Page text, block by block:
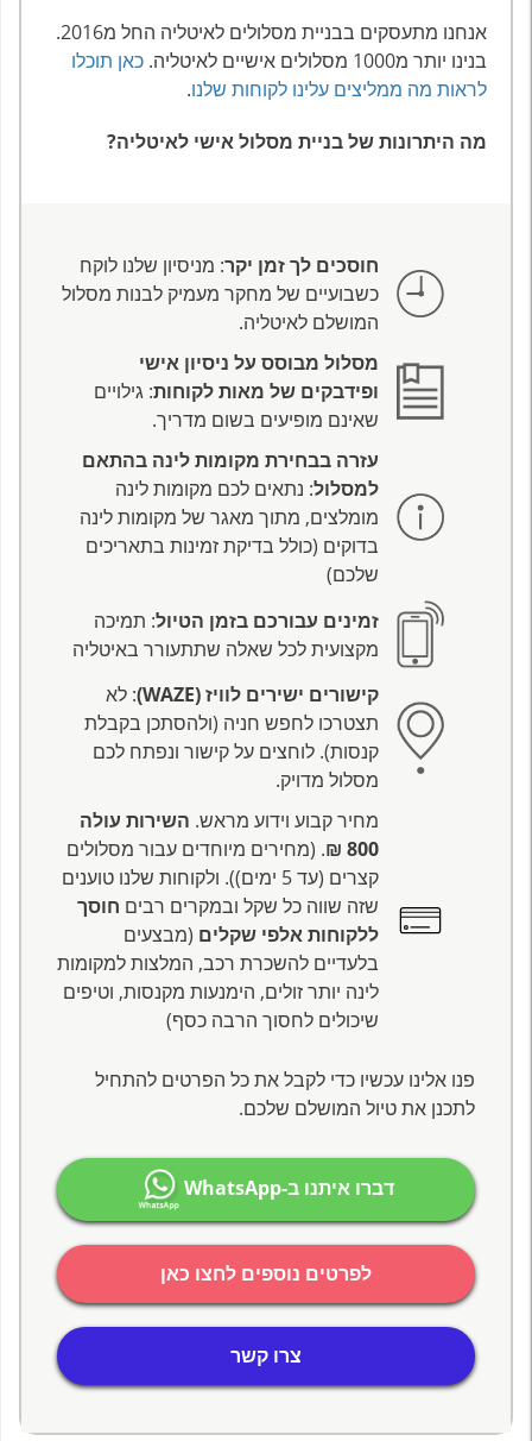
אנחנו מתעסקים בבניית מסלולים לאיטליה החל מ2016.
בנינו יותר מ1000 מסלולים אישיים לאיטליה.
כאן תוכלו
לראות מה ממליצים עלינו לקוחות שלנו.
מה היתרונות של בניית מסלול אישי לאיטליה?
חוסכים לך זמן יקר: מניסיון שלנו לוקח
כשבועיים של מחקר מעמיק לבנות מסלול
המושלם לאיטליה.
מסלול מבוסס על ניסיון אישי
ופידבקים של מאות לקוחות: גילויים
שאינם מופיעים בשום מדריך.
עזרה בבחירת מקומות לינה בהתאם
למסלול: נתאים לכם מקומות לינה
מומלצים, מתוך מאגר של מקומות לינה
בדוקים (כולל בדיקת זמינות בתאריכים
שלכם)
זמינים עבורכם בזמן הטיול: תמיכה
מקצועית לכל שאלה שתתעורר באיטליה
קישורים ישירים לוויז (WAZE)
: לא
תצטרכו לחפש חניה (ולהסתכן בקבלת
קנסות). לוחצים על קישור ונפתח לכם
מסלול מדויק.
מחיר קבוע וידוע מראש. השירות עולה
800 ₪
. (מחירים מיוחדים עבור מסלולים
קצרים (עד 5 ימים)). ולקוחות שלנו טוענים
שזה שווה כל שקל ובמקרים רבים חוסך
ללקוחות אלפי שקלים (מבצעים
בלעדיים להשכרת רכב, המלצות למקומות
לינה יותר זולים, הימנעות מקנסות, וטיפים
שיכולים לחסוך הרבה כסף)
פנו אלינו עכשיו כדי לקבל את כל הפרטים להתחיל
לתכנן את טיול המושלם שלכם.
דברו איתנו ב-WhatsApp
לפרטים נוספים לחצו כאן
צרו קשר